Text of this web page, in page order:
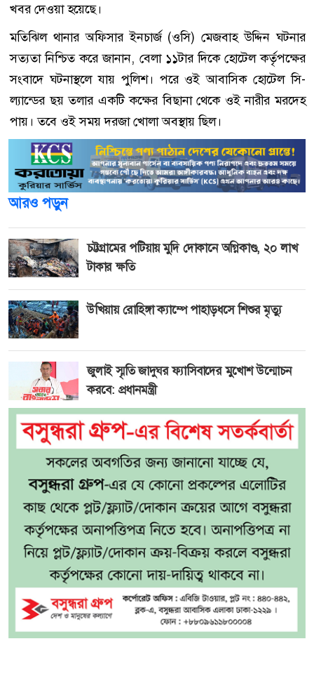
খবর দেওয়া হয়েছে।
মতিঝিল থানার অফিসার ইনচার্জ (ওসি) মেজবাহ উদ্দিন ঘটনার
সত্যতা নিশ্চিত করে জানান, বেলা ১১টার দিকে হোটেল কর্তৃপক্ষের
সংবাদে ঘটনাস্থলে যায় পুলিশ। পরে ওই আবাসিক হোটেল সি-
ল্যান্ডের ছয় তলার একটি কক্ষের বিছানা থেকে ওই নারীর মরদেহ
পায়। তবে ওই সময় দরজা খোলা অবস্থায় ছিল।
আরও পড়ুন
চট্টগ্রামের পটিয়ায় মুদি দোকানে অগ্নিকাণ্ড, ২০ লাখ
টাকার ক্ষতি
উখিয়ায় রোহিঙ্গা ক্যাম্পে পাহাড়ধসে শিশুর মৃত্যু
জুলাই স্মৃতি জাদুঘর ফ্যাসিবাদের মুখোশ উন্মোচন
করবে: প্রধানমন্ত্রী